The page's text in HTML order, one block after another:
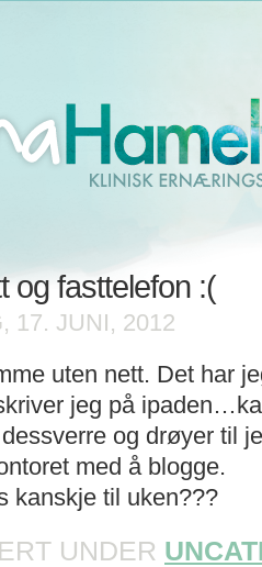
og fasttelefon :(
17. JUNI, 2012
uten nett. Det har
jeg på
og drøyer til
med å blogge.
kanskje til uken???
UNDER